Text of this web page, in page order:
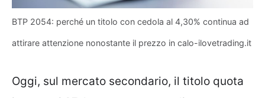
BTP 2054: perché un titolo con cedola al 4,30% continua ad
attirare attenzione nonostante il prezzo in calo-ilovetrading.it
Oggi, sul mercato secondario, il titolo quota